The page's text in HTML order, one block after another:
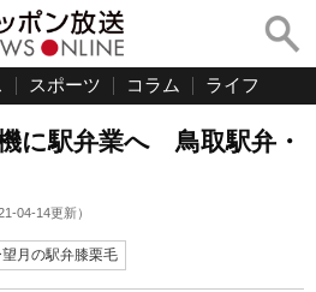
スポーツ コラム ライフ
に駅弁業へ 鳥取駅弁・
04-14更新）
望月の駅弁膝栗毛